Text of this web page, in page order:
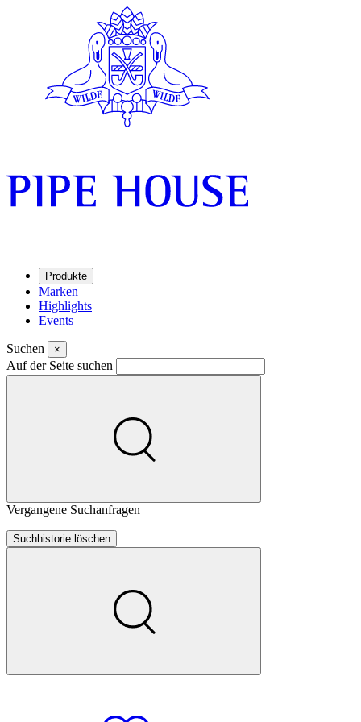
Produkte
Marken
Highlights
Events
Suchen ×
Auf der Seite suchen
Vergangene Suchanfragen
Suchhistorie löschen